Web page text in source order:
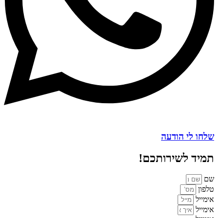
שלחו לי הודעה
תמיד לשירותכם!
שם
טלפון
אימייל
אימייל